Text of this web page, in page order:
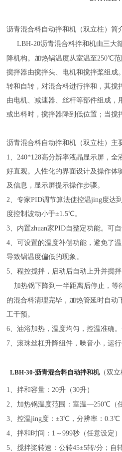
沥青混合料自动拌和机（双立柱）简
LBH-20沥青混合料拌和机由三大
降机构。加热锅温度从室温至250℃
搅拌器由搅拌头、电机和搅拌桨组成
转和自转，对混合料进行拌和，其搅
由电机、减速器、丝杆等部件组成，
或出料时，搅拌器降到低位置；当搅
沥青混合料自动拌和机（双立柱）主
1、240*128高分辨率液晶显示屏，
好直观。人性化的界面设计及操作体
及信息，显示屏提示操作步骤。
2、专家PID调节算法使控温jing度达
度控制波动小于±1.5℃。
3、内置zhuan家PID自整定功能。可
4、可设置的温度补偿功能，避免了
导致锅温度偏低的现象。
5、程控搅拌，启动后自动上升并搅
加热锅下降到一半距离后停止，等
的混合料清理完毕，加热管延时自动
工干预。
6、油浴加热，温度均匀，控温准确。
7、滚珠丝杠升降组件，噪音小，运行
LBH-30-沥青混合料自动拌和机（双立
1、拌和容量：20升（30升）
2、加热锅温度范围：室温—250℃（
3、控温jing度：±3℃，分辨率：0.3℃
4、拌和时间：1～999秒（任意设定）
5、搅拌桨转速：公转45±5转/分；自